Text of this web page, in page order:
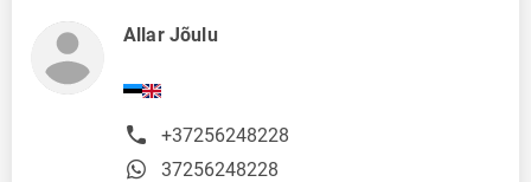
Allar Jõulu
+37256248228
37256248228